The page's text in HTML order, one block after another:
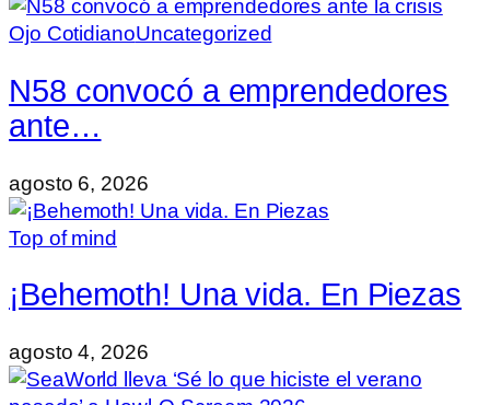
Ojo CotidianoUncategorized
N58 convocó a emprendedores
ante…
agosto 6, 2026
Top of mind
¡Behemoth! Una vida. En Piezas
agosto 4, 2026